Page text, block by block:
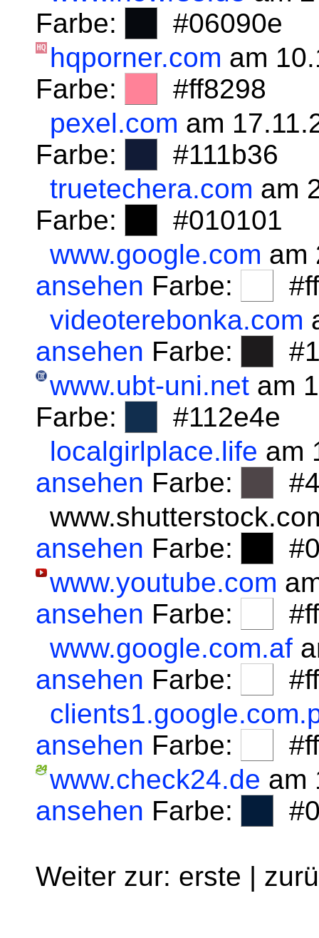
Farbe:
#06090e
hqporner.com am
Farbe:
#ff8298
pexel.com am
Farbe:
#111b36
truetechera.com am
Farbe:
#010101
www.google.com am
ansehen Farbe:
videoterebonka.com
ansehen Farbe:
www.ubt-uni.net am
Farbe:
#112e4e
localgirlplace.life am
ansehen Farbe:
ansehen Farbe:
www.youtube.com
ansehen Farbe:
www.google.com.af
ansehen Farbe:
ansehen Farbe:
www.check24.de am
ansehen Farbe:
Weiter zur: erste |